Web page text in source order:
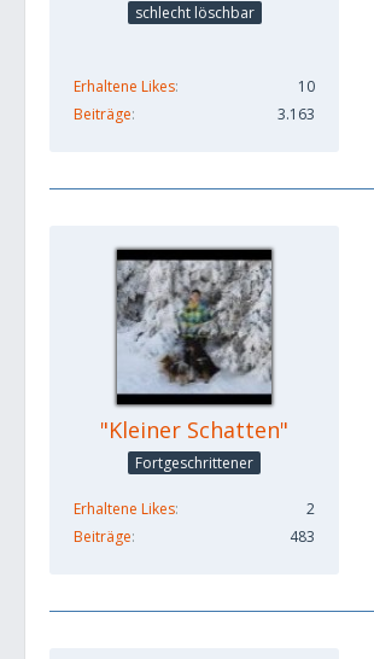
schlecht löschbar
Erhaltene Likes
10
Beiträge
3.163
"Kleiner Schatten"
Fortgeschrittener
Erhaltene Likes
2
Beiträge
483